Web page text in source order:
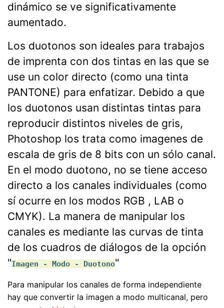
dinámico se ve significativamente
aumentado.
Los duotonos son ideales para trabajos
de imprenta con dos tintas en las que se
use un color directo (como una tinta
PANTONE) para enfatizar. Debido a que
los duotonos usan distintas tintas para
reproducir distintos niveles de gris,
Photoshop los trata como imagenes de
escala de gris de 8 bits con un sólo canal.
En el modo duotono, no se tiene acceso
directo a los canales individuales (como
sí ocurre en los modos RGB , LAB o
CMYK). La manera de manipular los
canales es mediante las curvas de tinta
de los cuadros de diálogos de la opción
"Imagen - Modo - Duotono"
Para manipular los canales de forma independiente
hay que convertir la imagen a modo multicanal, pero